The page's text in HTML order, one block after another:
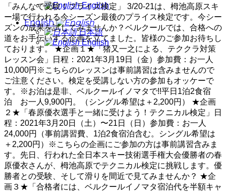
English
English
日本語
English
「みんなで受験！プライズ検定」 3/20-21は、栂池高原スキ
ー場で行われる今シーズン最後のプライス検定です。今シー
ズンの成果を試してみませんか？ベルクールでは、合格への
道をお手伝いする企画を立てました。皆様のご参加お待ちし
ております。 ★企画１★「猪又一之による、テククラ対策
レッスン会」日程：2021年3月19日（金）参加費：お一人
10,000円※こちらのレッスンは事前講習は含みませんので
ご注意ください。検定を受講しない方の参加もオッケーで
す。※お泊は是非、ベルクールイノマタで!!平日1泊2食宿
泊 お一人9,900円。（シングル希望は＋2,200円） ★企画
２★「春原優衣選手と一緒に受けよう！テクニカル検定」日
程：2021年3月20日（土）〜21日（日）参加費：お一人
24,000円（事前講習費、1泊2食宿泊含む。シングル希望は
＋2,200円）※こちらの企画にご参加の方は事前講習含みま
す。先日、行われた全日本スキー技術選手権大会優勝者の春
原優衣さんが、栂池高原でテクニカル検定に挑戦します。優
勝者との受験、そして滑りを間近で見てみませんか？ ★企
画３★「合格者には、ベルクールイノマタ宿泊代を半額キャ